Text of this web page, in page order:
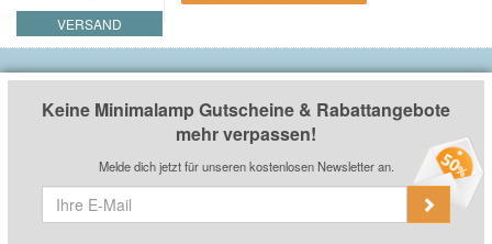
VERSAND
Keine Minimalamp Gutscheine & Rabattangebote
mehr verpassen!
Melde dich jetzt für unseren kostenlosen Newsletter an.